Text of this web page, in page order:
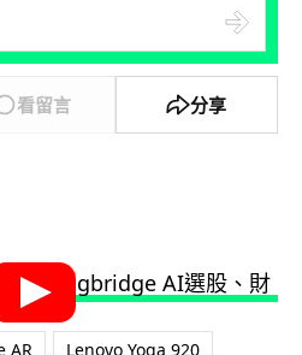
看留言 分享
AR Lenovo Yoga 920